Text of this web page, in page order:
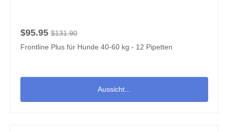
$95.95 $131.90
Frontline Plus für Hunde 40-60 kg - 12 Pipetten
Aussicht...